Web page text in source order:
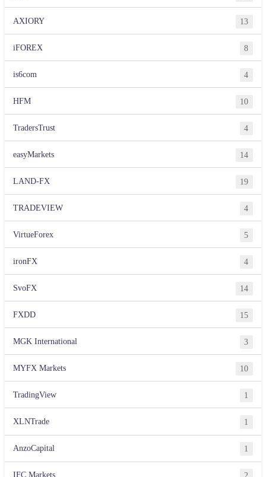
AXIORY 13
iFOREX 8
is6com 4
HFM 10
TradersTrust 4
easyMarkets 14
LAND-FX 19
TRADEVIEW 4
VirtueForex 5
ironFX 4
SvoFX 14
FXDD 15
MGK International 3
MYFX Markets 10
TradingView 1
XLNTrade 1
AnzoCapital 1
IFC Markets